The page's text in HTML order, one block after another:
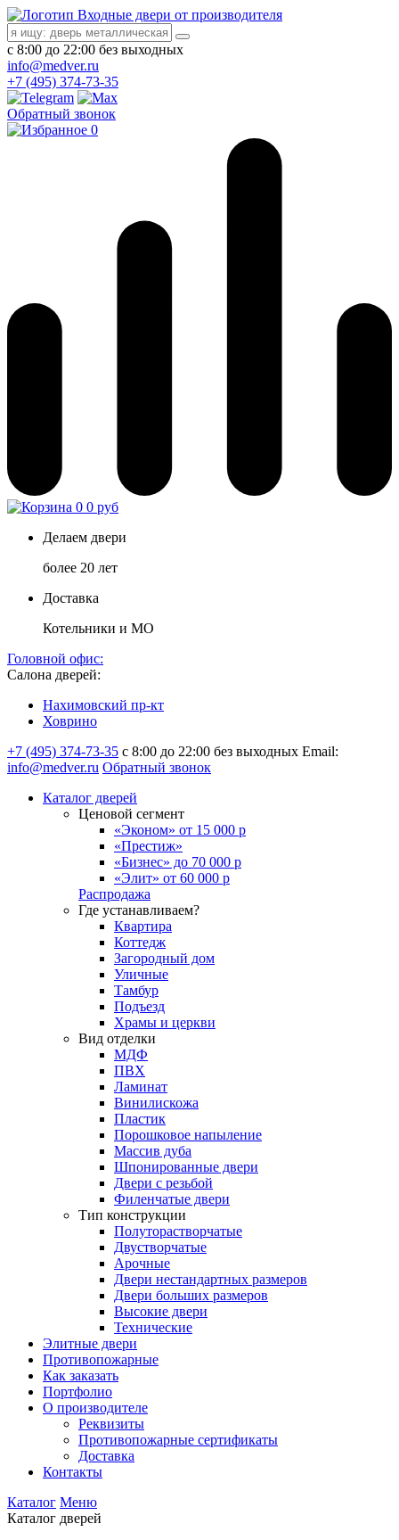
Входные двери от производителя
с 8:00 до 22:00 без выходных
info@medver.ru
+7 (495) 374-73-35
Обратный звонок
0
0 0 руб
Делаем двери
более 20 лет
Доставка
Котельники и МО
Головной офис:
Салона дверей:
Нахимовский пр-кт
Ховрино
+7 (495) 374-73-35 с 8:00 до 22:00 без выходных Email:
info@medver.ru Обратный звонок
Каталог дверей
Ценовой сегмент
«Эконом» от 15 000 р
«Престиж»
«Бизнес» до 70 000 р
«Элит» от 60 000 р
Распродажа
Где устанавливаем?
Квартира
Коттедж
Загородный дом
Уличные
Тамбур
Подъезд
Храмы и церкви
Вид отделки
МДФ
ПВХ
Ламинат
Винилискожа
Пластик
Порошковое напыление
Массив дуба
Шпонированные двери
Двери с резьбой
Филенчатые двери
Тип конструкции
Полуторастворчатые
Двустворчатые
Арочные
Двери нестандартных размеров
Двери больших размеров
Высокие двери
Технические
Элитные двери
Противопожарные
Как заказать
Портфолио
О производителе
Реквизиты
Противопожарные сертификаты
Доставка
Контакты
Каталог Меню
Каталог дверей